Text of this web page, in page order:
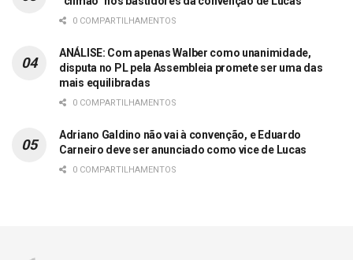
0 COMPARTILHAMENTOS
ANÁLISE: Com apenas Walber como unanimidade,
disputa no PL pela Assembleia promete ser uma das
mais equilibradas
0 COMPARTILHAMENTOS
Adriano Galdino não vai à convenção, e Eduardo
Carneiro deve ser anunciado como vice de Lucas
0 COMPARTILHAMENTOS